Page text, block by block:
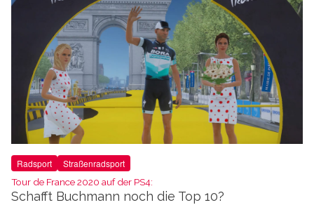
Radsport Straßenradsport
Tour de France 2020 auf der PS4:
Schafft Buchmann noch die Top 10?